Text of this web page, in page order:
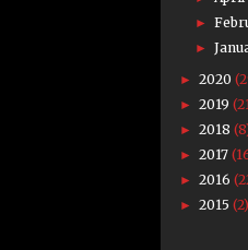
►
►
► 2020
► 2019
► 2018
► 2017
► 2016
► 2015 (2)